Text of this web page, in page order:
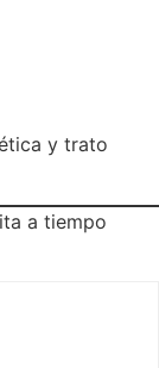
y trato
a tiempo